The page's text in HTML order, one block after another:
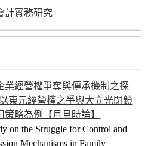
計實務研究
業經營權爭奪與傳承機制之探
東元經營權之爭與大立光閉鎖
策略為例【月旦時論】
on the Struggle for Control and
Mechanisms in Family